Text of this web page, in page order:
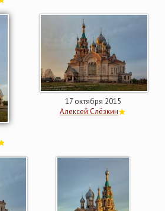
17 октября 2015
Алексей Слёзкин